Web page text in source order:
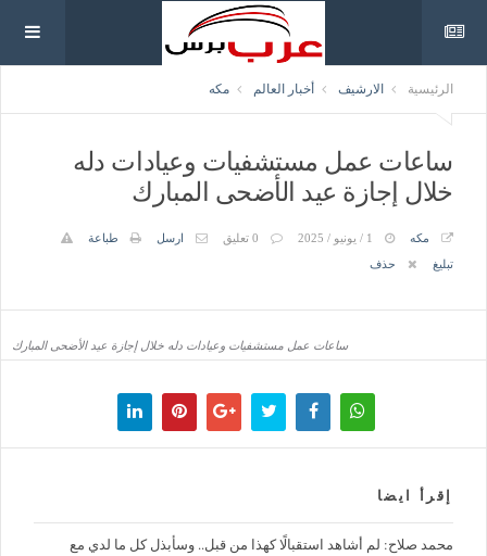
الرئيسية الارشيف أخبار العالم مكه
ساعات عمل مستشفيات وعيادات دله
خلال إجازة عيد الأضحى المبارك
مكه 0 تعليق ارسل
طباعة
تبليغ
حذف
ساعات عمل مستشفيات وعيادات دله خلال إجازة عيد الأضحى المبارك
إقرأ ايضا
محمد صلاح: لم أشاهد استقبالًا كهذا من قبل.. وسأبذل كل ما لدي مع